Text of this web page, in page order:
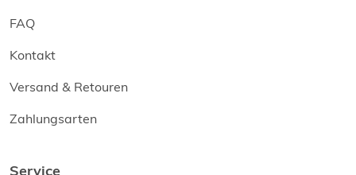
FAQ
Kontakt
Versand & Retouren
Zahlungsarten
Service